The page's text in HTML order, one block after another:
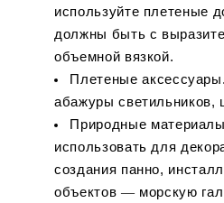
используйте плетеные
должны быть с
объемной вязкой.
Плетеные
абажуры светильников,
Природные
использовать для
создания панно,
объектов ― морскую